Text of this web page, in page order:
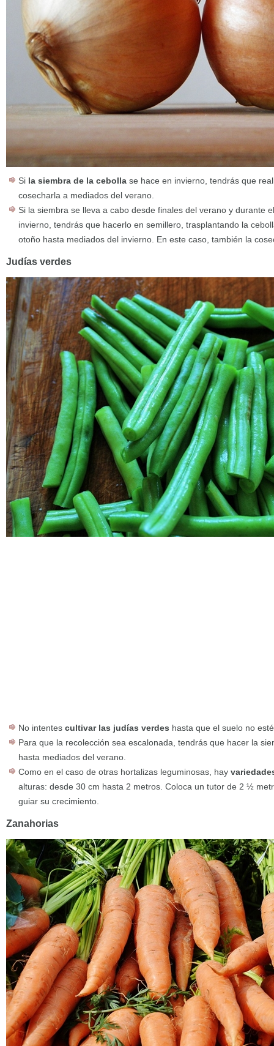
Si la siembra de la cebolla se hace en invierno, tendrás que
cosecharla a mediados del verano.
Si la siembra se lleva a cabo desde finales del verano y durante
invierno, tendrás que hacerlo en semillero, trasplantando la
otoño hasta mediados del invierno. En este caso, también la
Judías verdes
No intentes cultivar las judías verdes hasta que el suelo no
Para que la recolección sea escalonada, tendrás que hacer la
hasta mediados del verano.
Como en el caso de otras hortalizas leguminosas, hay
alturas: desde 30 cm hasta 2 metros. Coloca un tutor de 2 ½
guiar su crecimiento.
Zanahorias